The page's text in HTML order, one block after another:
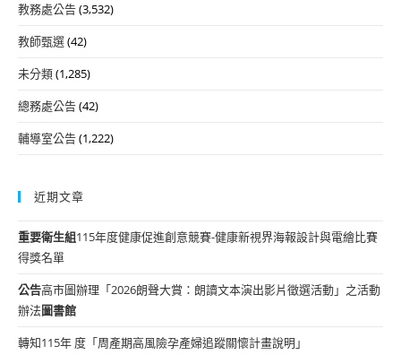
教務處公告(3,532)
教師甄選(42)
未分類(1,285)
總務處公告(42)
輔導室公告(1,222)
近期文章
重要衛生組115年度健康促進創意競賽-健康新視界海報設計與電繪比賽
得獎名單
公告高市圖辦理「2026朗聲大賞：朗讀文本演出影片徵選活動」之活動
辦法圖書館
轉知115年 度「周產期高風險孕產婦追蹤關懷計畫說明」